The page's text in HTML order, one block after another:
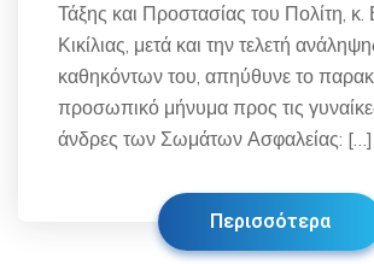
Τάξης και Προστασίας του Πολίτη, κ.
Κικίλιας, μετά και την τελετή
καθηκόντων του, απηύθυνε το
προσωπικό μήνυμα προς τις
άνδρες των Σωμάτων Ασφαλείας: […]
Περισσότερα